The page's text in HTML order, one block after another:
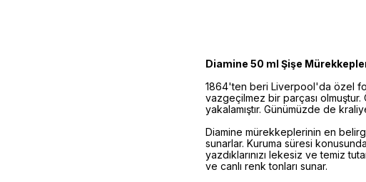
Diamine 50 ml Şişe
1864'ten beri Liverpool'da özel
vazgeçilmez bir parçası olmuştur.
yakalamıştır. Günümüzde de
Diamine mürekkeplerinin en
sunarlar. Kuruma süresi
yazdıklarınızı lekesiz ve temiz
ve canlı renk tonları sunar.